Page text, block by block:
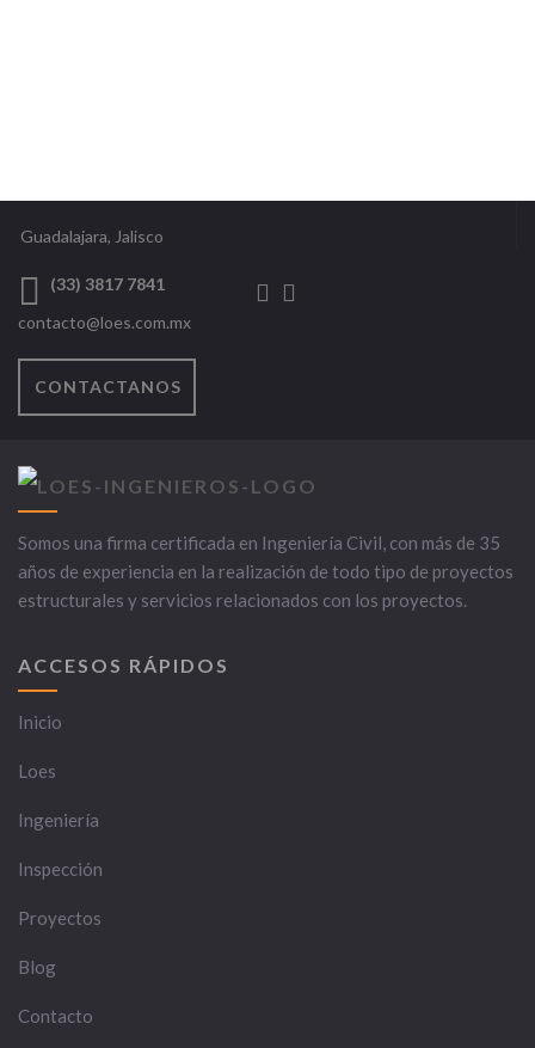
Guadalajara, Jalisco
(33) 3817 7841
contacto@loes.com.mx
CONTACTANOS
Somos una firma certificada en Ingeniería Civil, con más de 35
años de experiencia en la realización de todo tipo de proyectos
estructurales y servicios relacionados con los proyectos.
ACCESOS RÁPIDOS
Inicio
Loes
Ingeniería
Inspección
Proyectos
Blog
Contacto